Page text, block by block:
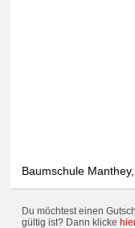
Baumschule
Du möchtest einen
gültig ist? Dann klicke